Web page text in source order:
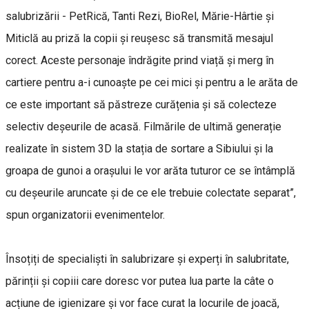
salubrizării - PetRică, Tanti Rezi, BioRel, Mărie-Hârtie și
Miticlă au priză la copii și reușesc să transmită mesajul
corect. Aceste personaje îndrăgite prind viață și merg în
cartiere pentru a-i cunoaște pe cei mici și pentru a le arăta de
ce este important să păstreze curățenia și să colecteze
selectiv deșeurile de acasă. Filmările de ultimă generație
realizate în sistem 3D la stația de sortare a Sibiului și la
groapa de gunoi a orașului le vor arăta tuturor ce se întâmplă
cu deșeurile aruncate și de ce ele trebuie colectate separat”,
spun organizatorii evenimentelor.
Însoțiți de specialiști în salubrizare și experți în salubritate,
părinții și copiii care doresc vor putea lua parte la câte o
acțiune de igienizare și vor face curat la locurile de joacă,